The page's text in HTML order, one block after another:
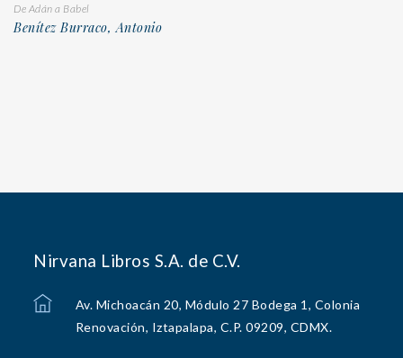
De Adán a Babel
Benítez Burraco, Antonio
Nirvana Libros S.A. de C.V.
Av. Michoacán 20, Módulo 27 Bodega 1, Colonia
Renovación, Iztapalapa, C.P. 09209, CDMX.